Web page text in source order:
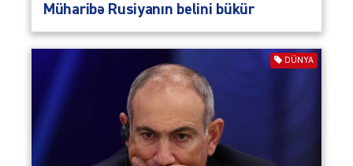
Müharibə Rusiyanın belini bükür
DÜNYA